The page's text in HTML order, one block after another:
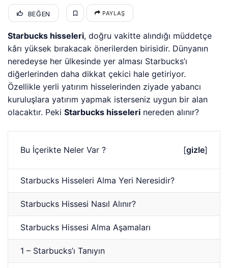
BEĞEN PAYLAŞ
Starbucks hisseleri, doğru vakitte alındığı müddetçe
kârı yüksek bırakacak önerilerden birisidir. Dünyanın
neredeyse her ülkesinde yer alması Starbucks’ı
diğerlerinden daha dikkat çekici hale getiriyor.
Özellikle yerli yatırım hisselerinden ziyade yabancı
kuruluşlara yatırım yapmak isterseniz uygun bir alan
olacaktır. PekiStarbucks hisseleri nereden alınır?
Bu İçerikte Neler Var ? [gizle]
Starbucks Hisseleri Alma Yeri Neresidir?
Starbucks Hissesi Nasıl Alınır?
Starbucks Hissesi Alma Aşamaları
1 – Starbucks’ı Tanıyın